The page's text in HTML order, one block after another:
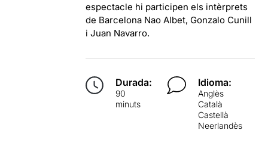
espectacle hi participen els intèrprets
de Barcelona Nao Albet, Gonzalo Cunill
i Juan Navarro.
Durada:
90
minuts
Idioma:
Anglès
Català
Castellà
Neerlandès